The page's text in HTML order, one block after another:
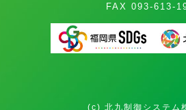
FAX 093-613-
(c) 北九制御システム